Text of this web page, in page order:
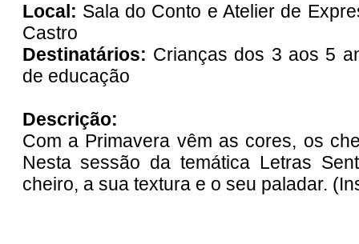
Local: Sala do Conto e Atelier de
Castro
Destinatários: Crianças dos 3 aos 5
de educação
Descrição:
Com a Primavera vêm as cores, os
Nesta sessão da temática Letras
cheiro, a sua textura e o seu paladar.